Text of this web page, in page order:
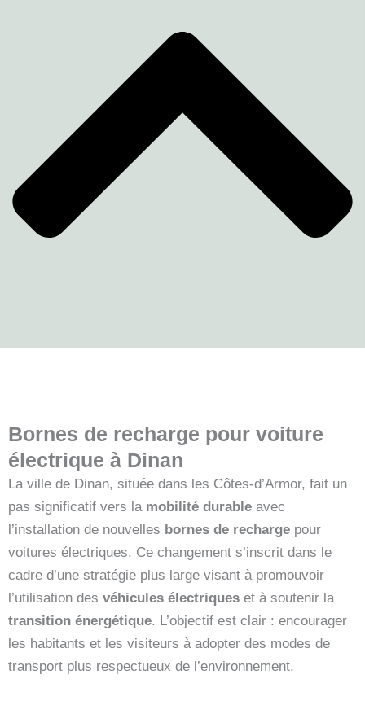
Bornes de recharge pour voiture
électrique à Dinan
La ville de Dinan, située dans les Côtes-d’Armor, fait un
pas significatif vers la mobilité durable avec
l’installation de nouvelles bornes de recharge pour
voitures électriques. Ce changement s’inscrit dans le
cadre d’une stratégie plus large visant à promouvoir
l’utilisation des véhicules électriques et à soutenir la
transition énergétique. L’objectif est clair : encourager
les habitants et les visiteurs à adopter des modes de
transport plus respectueux de l’environnement.